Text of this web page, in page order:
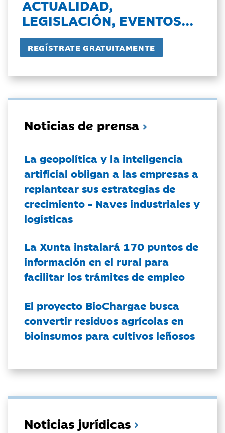
ACTUALIDAD,
LEGISLACIÓN, EVENTOS...
Noticias de prensa
La geopolítica y la inteligencia
artificial obligan a las empresas a
replantear sus estrategias de
crecimiento - Naves industriales y
logísticas
La Xunta instalará 170 puntos de
información en el rural para
facilitar los trámites de empleo
El proyecto BioChargae busca
convertir residuos agrícolas en
bioinsumos para cultivos leñosos
Noticias jurídicas